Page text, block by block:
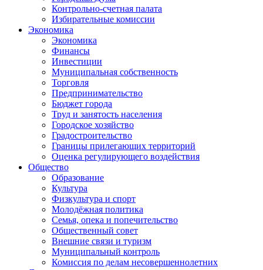
Контрольно-счетная палата
Избирательные комиссии
Экономика
Экономика
Финансы
Инвестиции
Муниципальная собственность
Торговля
Предпринимательство
Бюджет города
Труд и занятость населения
Городское хозяйство
Градостроительство
Границы прилегающих территорий
Оценка регулирующего воздействия
Общество
Образование
Культура
Физкультура и спорт
Молодёжная политика
Семья, опека и попечительство
Общественный совет
Внешние связи и туризм
Муниципальный контроль
Комиссия по делам несовершеннолетних